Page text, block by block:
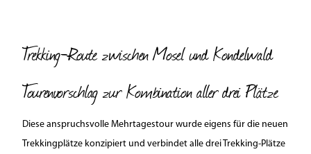
Trekking-Route zwischen Mosel und Kondelwald
Tourenvorschlag zur Kombination aller drei Plätze
Diese anspruchsvolle Mehrtagestour wurde eigens für die neuen
Trekkingplätze konzipiert und verbindet alle drei Trekking-Plätze